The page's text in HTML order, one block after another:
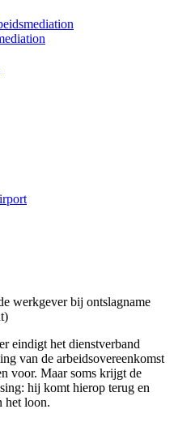
werkgever bij ontslagname
eindigt het dienstverband
van de arbeidsovereenkomst
voor. Maar soms krijgt de
hij komt hierop terug en
het loon.